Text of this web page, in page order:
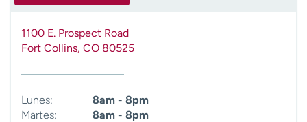
1100 E. Prospect Road
Fort Collins, CO 80525
Lunes:
8am - 8pm
Martes:
8am - 8pm